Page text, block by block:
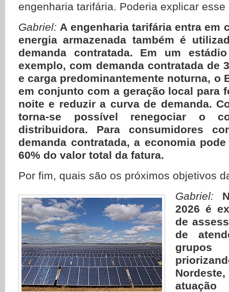
engenharia tarifária. Poderia explicar esse
Gabriel: A engenharia tarifária entra em
energia armazenada também é
demanda contratada. Em um
exemplo, com demanda contratada de
e carga predominantemente noturna, o
em conjunto com a geração local para
noite e reduzir a curva de demanda.
torna-se possível renegociar o
distribuidora. Para consumidores
demanda contratada, a economia
60% do valor total da fatura.
Por fim, quais são os próximos objetivos
Gabriel:
2026 é
de
de
grupos